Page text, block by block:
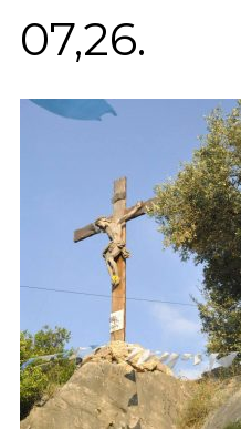
07,26.